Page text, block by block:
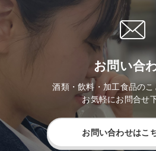
お問い合
酒類・飲料・加工食品のこ
お気軽にお問合せ
お問い合わせはこ